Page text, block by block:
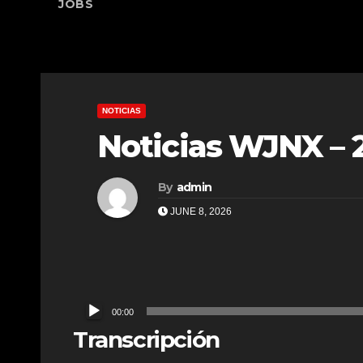
JOBS
NOTICIAS
Noticias WJNX –
By admin
JUNE 8, 2026
Audio
Player
00:00
Transcripción